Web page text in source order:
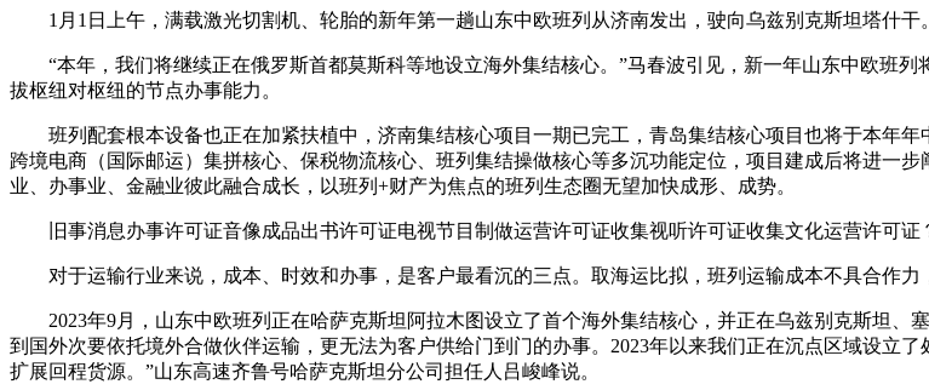
1月1日上午，满载激光切割机、轮胎的新年第一趟山东中欧班列从济南发出，驶向乌兹别克斯坦塔什干
“本年，我们将继续正在俄罗斯首都莫斯科等地设立海外集结核心。”马春波引见，新一年山东中欧班列
拔枢纽对枢纽的节点办事能力。
班列配套根本设备也正在加紧扶植中，济南集结核心项目一期已完工，青岛集结核心项目也将于本年年
跨境电商（国际邮运）集拼核心、保税物流核心、班列集结操做核心等多沉功能定位，项目建成后将进一
业、办事业、金融业彼此融合成长，以班列+财产为焦点的班列生态圈无望加快成形、成势。
旧事消息办事许可证音像成品出书许可证电视节目制做运营许可证收集视听许可证收集文化运营许可证
对于运输行业来说，成本、时效和办事，是客户最看沉的三点。取海运比拟，班列运输成本不具合作力
2023年9月，山东中欧班列正在哈萨克斯坦阿拉木图设立了首个海外集结核心，并正在乌兹别克斯坦、
到国外次要依托境外合做伙伴运输，更无法为客户供给门到门的办事。2023年以来我们正在沉点区域设立
扩展回程货源。”山东高速齐鲁号哈萨克斯坦分公司担任人吕峻峰说。